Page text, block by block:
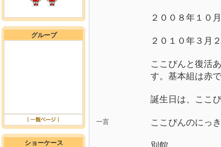
グループ
ショーケース
一言
２００８年１０
２０１０年３月
ここぴんと復活
す。基本組は赤
誕生日は、ここ
ここぴんのにっ